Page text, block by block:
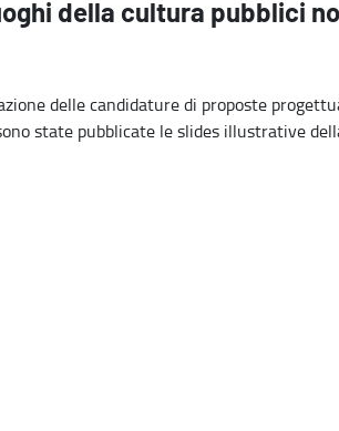
della cultura pubblici
delle candidature di proposte
state pubblicate le slides illustrative